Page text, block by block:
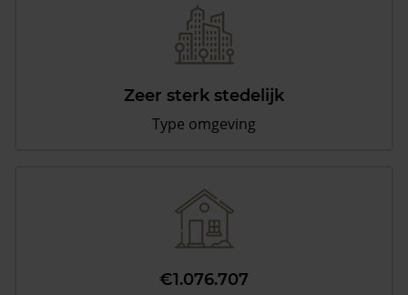
Zeer sterk stedelijk
Type omgeving
€1.076.707